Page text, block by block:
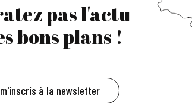
pas l'actu
bons plans !
à la newsletter